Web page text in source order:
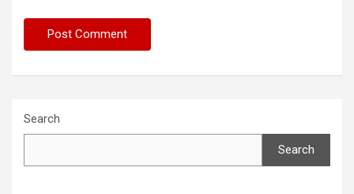
Search
Search